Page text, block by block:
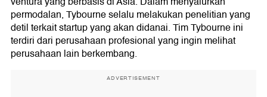
permodalan, Tybourne selalu melakukan penelitian yang
detil terkait startup yang akan didanai. Tim Tybourne ini
terdiri dari perusahaan profesional yang ingin melihat
perusahaan lain berkembang.
ADVERTISEMENT